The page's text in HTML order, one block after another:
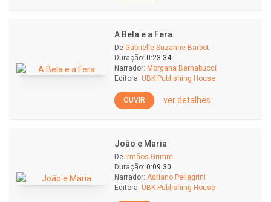
A Bela e a Fera
De Gabrielle Suzanne Barbot
Duração: 0:23:34
Narrador: Morgana Bernabucci
Editora: UBK Publishing House
OUVIR ver detalhes
João e Maria
De Irmãos Grimm
Duração: 0:09:30
Narrador: Adriano Pellegrini
Editora: UBK Publishing House